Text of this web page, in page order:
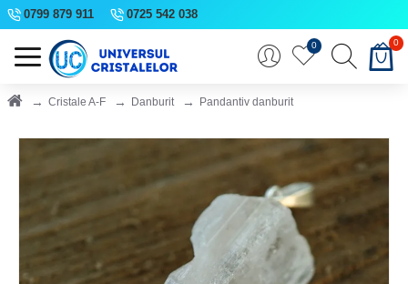
0799 879 911 0725 542 038
0 0
Cristale A-F Danburit Pandantiv danburit